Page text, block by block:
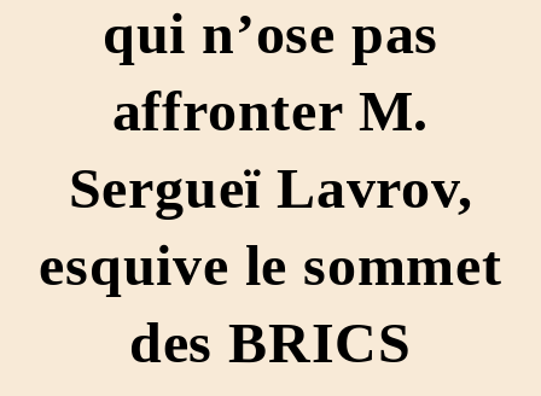
qui n’ose pas
affronter M.
Sergueï Lavrov,
esquive le sommet
des BRICS